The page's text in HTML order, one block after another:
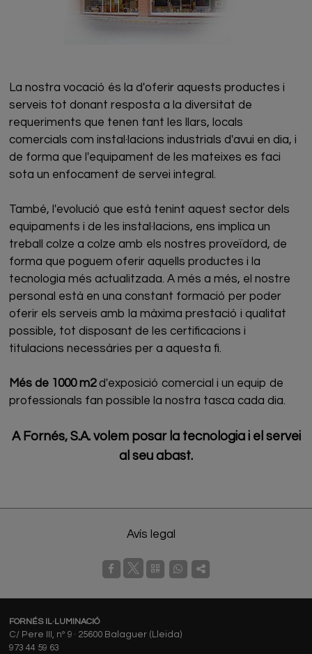
La nostra vocació és la d'oferir aquests productes i
serveis tot donant resposta a la diversitat de
requeriments que tenen tant les llars, locals
comercials com instal·lacions industrials d'avui en dia, i
de forma que l'equipament de les mateixes es faci
sota un enfocament de servei integral.
També, l'evolució que està tenint aquest sector dels
equipaments i de les instal·lacions, ens implica un
treball colze a colze amb els nostres proveïdord, de
forma que poguem oferir aquells productes i la
tecnologia més actualitzada. A més a més, el nostre
personal està en una constant formació per poder
oferir els serveis amb la màxima prestació i qualitat
possible, tot disposant de les certificacions i
titulacions necessàries per a aquesta fi.
Més de 1000 m2d'exposició comercial i un equip de
professionals fan possible la nostra tasca cada dia.
A Fornés, S.A. volem posar la tecnologia i el servei
al seu abast.
Avís legal
FORNÉS IL·LUMINACIÓ
C/ Pere III, nº 9 · 25600 Balaguer (Lleida)
973 44 59 63